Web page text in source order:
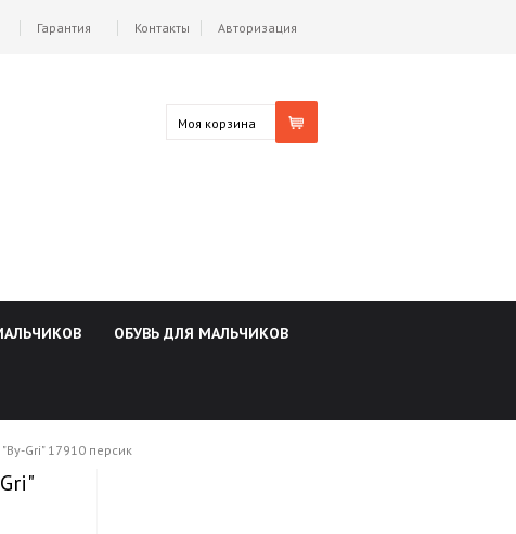
Авторизация
Гарантия Контакты
Моя корзина
ОБУВЬ ДЛЯ МАЛЬЧИКОВ
Gri" 17910 персик